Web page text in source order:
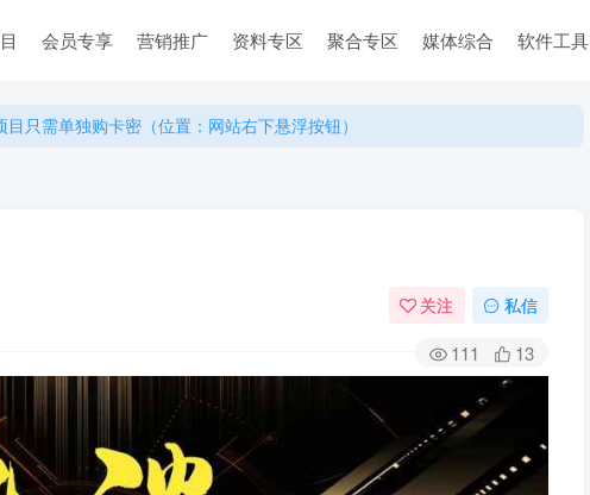
会员专享 营销推广 资料专区 聚合专区 媒体综合 软件工具
只需单独购卡密（位置：网站右下悬浮按钮）
只需单独购卡密（位置：网站右下悬浮按钮）
关注 私信
111 13